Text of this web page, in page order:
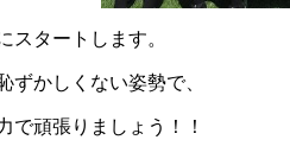
スタートします。
ずかしくない姿勢で、
で頑張りましょう！！